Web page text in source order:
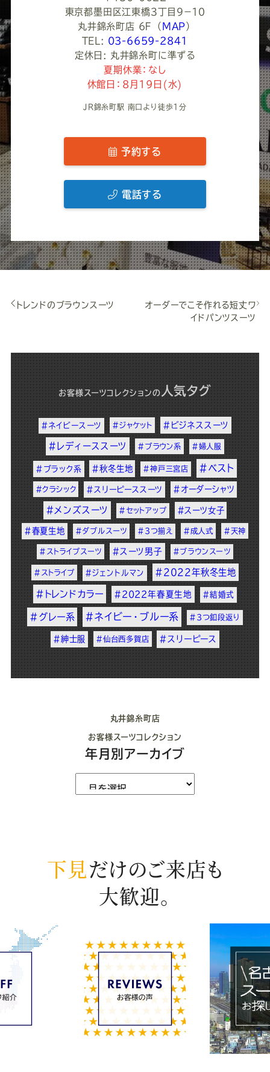
東京都墨田区江東橋３丁目９−１０
丸井錦糸町店 6Ｆ
（ MAP ）
TEL: 03-6659-2841
定休日: 丸井錦糸町に準ずる
夏期休業：なし
休館日：8月19日(水)
JR錦糸町駅 南口より徒歩1分
予約する
電話する
トレンドのブラウンスーツ
オーダーでこそ作れる短丈ワ
イドパンツスーツ
お客様スーツコレクションの 人気タグ
#ネイビースーツ #ジャケット #ビジネススーツ
#レディーススーツ #ブラウン系 #婦人服
#ブラック系 #秋冬生地 #神戸三宮店 #ベスト
#クラシック #スリーピーススーツ #オーダーシャツ
#メンズスーツ #セットアップ #スーツ女子
#春夏生地 #ダブルスーツ #3つ揃え #成人式 #天神
#ストライプスーツ #スーツ男子 #ブラウンスーツ
#ストライプ #ジェントルマン #2022年秋冬生地
#トレンドカラー #2022年春夏生地 #結婚式
#グレー系 #ネイビー・ブルー系 #3つ釦段返り
#紳士服 #仙台西多賀店 #スリーピース
丸井錦糸町店
お客様スーツコレクション
年月別アーカイブ
下見だけのご来店も
大歓迎。